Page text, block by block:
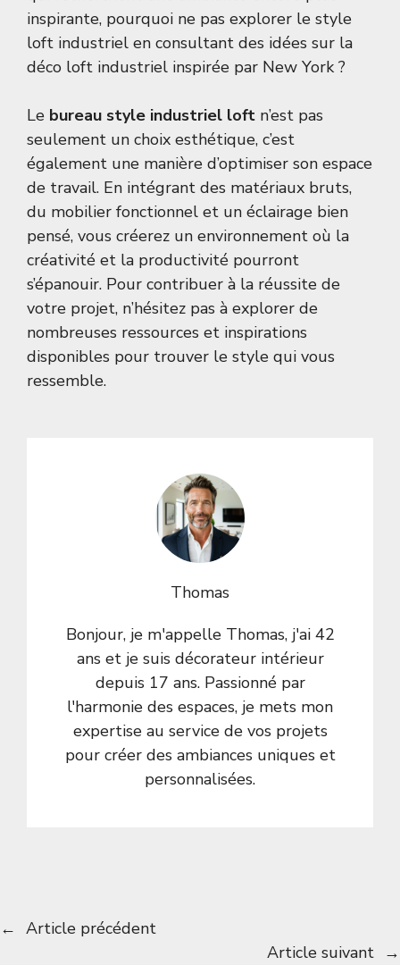
inspirante, pourquoi ne pas explorer le style
loft industriel en consultant des idées sur la
déco loft industriel inspirée par New York ?
Le bureau style industriel loft n’est pas
seulement un choix esthétique, c’est
également une manière d’optimiser son espace
de travail. En intégrant des matériaux bruts,
du mobilier fonctionnel et un éclairage bien
pensé, vous créerez un environnement où la
créativité et la productivité pourront
s’épanouir. Pour contribuer à la réussite de
votre projet, n’hésitez pas à explorer de
nombreuses ressources et inspirations
disponibles pour trouver le style qui vous
ressemble.
Thomas
Bonjour, je m'appelle Thomas, j'ai 42
ans et je suis décorateur intérieur
depuis 17 ans. Passionné par
l'harmonie des espaces, je mets mon
expertise au service de vos projets
pour créer des ambiances uniques et
personnalisées.
← Article précédent
Article suivant →